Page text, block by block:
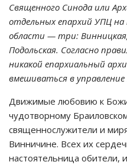
Священного Синода или
отдельных епархий УПЦ
области — три:
Подольская. Согласно
никакой епархиальный
вмешиваться в управление
Движимые любовию к
чудотворному
священнослужители и
Винничине. Всех их
настоятельница обители,